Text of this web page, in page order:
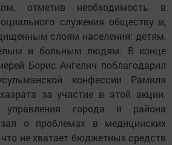
отметив необходимость в
служения обществу и,
слоям населения: детям,
и больным людям. В конце
Борис Ангелич поблагодарил
конфессии Рамиля
за участие в этой акции.
управления города и района
о проблемах в медицинских
не хватает бюджетных средств